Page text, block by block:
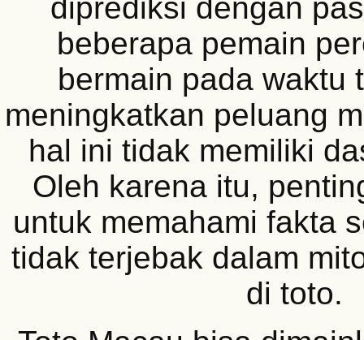
diprediksi dengan
beberapa pemain
bermain pada waktu
meningkatkan peluang
hal ini tidak memiliki
Oleh karena itu,
untuk memahami fakta
tidak terjebak dalam
di toto.